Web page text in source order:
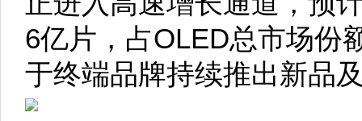
6亿片，占OLED总市场份
于终端品牌持续推出新品